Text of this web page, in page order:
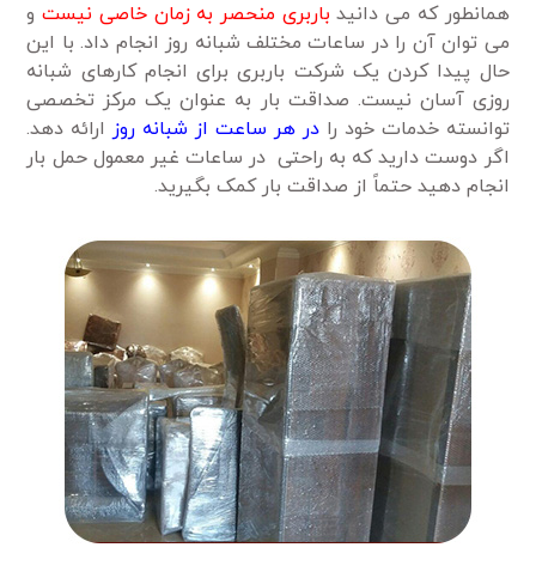
همانطور که می دانید باربری منحصر به زمان خاصی نیستو
می توان آن را در ساعات مختلف شبانه روز انجام داد. با این
حال پیدا کردن یک شرکت باربری برای انجام کارهای شبانه
روزی آسان نیست. صداقت بار به عنوان یک مرکز تخصصی
توانسته خدمات خود رادر هر ساعت از شبانه روز ارائه دهد.
اگر دوست دارید که به راحتی در ساعات غیر معمول حمل بار
انجام دهید حتماً از صداقت بار کمک بگیرید.